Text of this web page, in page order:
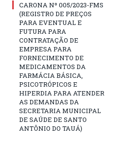
CARONA Nº 005/2023-FMS
(REGISTRO DE PREÇOS
PARA EVENTUAL E
FUTURA PARA
CONTRATAÇÃO DE
EMPRESA PARA
FORNECIMENTO DE
MEDICAMENTOS DA
FARMÁCIA BÁSICA,
PSICOTRÓPICOS E
HIPERDIA PARA ATENDER
AS DEMANDAS DA
SECRETARIA MUNICIPAL
DE SAÚDE DE SANTO
ANTÔNIO DO TAUÁ)